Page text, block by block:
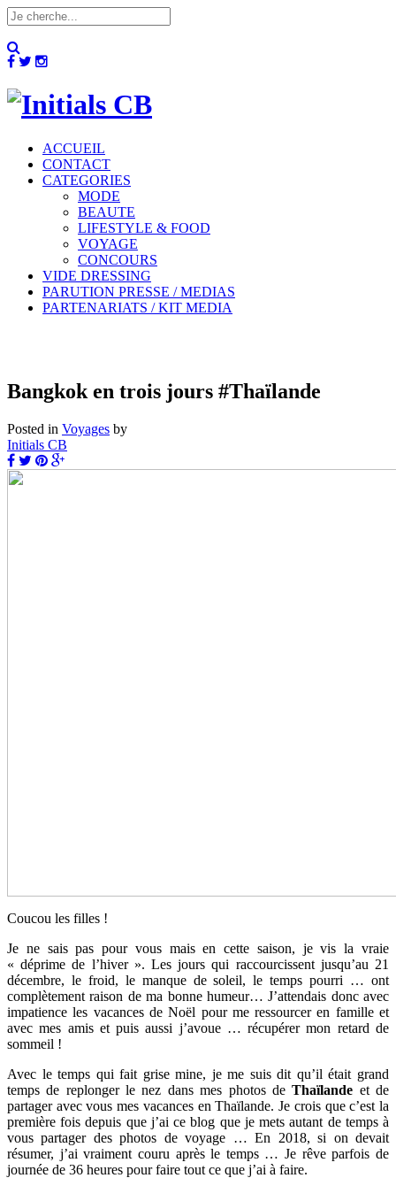
ACCUEIL
CONTACT
CATEGORIES
MODE
BEAUTE
LIFESTYLE & FOOD
VOYAGE
CONCOURS
VIDE DRESSING
PARUTION PRESSE / MEDIAS
PARTENARIATS / KIT MEDIA
Bangkok en trois jours #Thaïlande
Posted in Voyages by
Initials CB
Coucou les filles !
Je ne sais pas pour vous mais en cette saison, je vis la vraie
« déprime de l’hiver ». Les jours qui raccourcissent jusqu’au 21
décembre, le froid, le manque de soleil, le temps pourri … ont
complètement raison de ma bonne humeur… J’attendais donc avec
impatience les vacances de Noël pour me ressourcer en famille et
avec mes amis et puis aussi j’avoue … récupérer mon retard de
sommeil !
Avec le temps qui fait grise mine, je me suis dit qu’il était grand
temps de replonger le nez dans mes photos deThaïlande et de
partager avec vous mes vacances en Thaïlande. Je crois que c’est la
première fois depuis que j’ai ce blog que je mets autant de temps à
vous partager des photos de voyage … En 2018, si on devait
résumer, j’ai vraiment couru après le temps … Je rêve parfois de
journée de 36 heures pour faire tout ce que j’ai à faire.